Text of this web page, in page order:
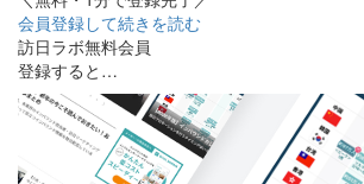
会員登録して続きを読む
訪日ラボ無料会員
登録すると…